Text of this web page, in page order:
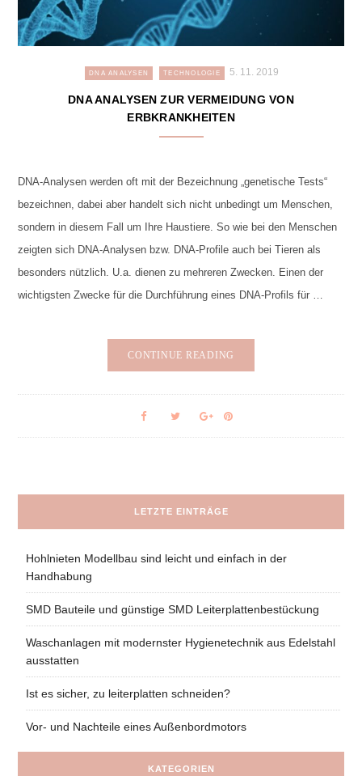
DNA ANALYSEN TECHNOLOGIE 5. 11. 2019
DNA ANALYSEN ZUR VERMEIDUNG VON
ERBKRANKHEITEN
DNA-Analysen werden oft mit der Bezeichnung „genetische Tests“
bezeichnen, dabei aber handelt sich nicht unbedingt um Menschen,
sondern in diesem Fall um Ihre Haustiere. So wie bei den Menschen
zeigten sich DNA-Analysen bzw. DNA-Profile auch bei Tieren als
besonders nützlich. U.a. dienen zu mehreren Zwecken. Einen der
wichtigsten Zwecke für die Durchführung eines DNA-Profils für …
CONTINUE READING
LETZTE EINTRÄGE
Hohlnieten Modellbau sind leicht und einfach in der
Handhabung
SMD Bauteile und günstige SMD Leiterplattenbestückung
Waschanlagen mit modernster Hygienetechnik aus Edelstahl
ausstatten
Ist es sicher, zu leiterplatten schneiden?
Vor- und Nachteile eines Außenbordmotors
KATEGORIEN